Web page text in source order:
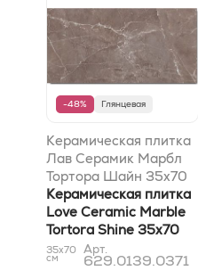
-48% Глянцевая
Керамическая плитка
Лав Серамик Марбл
Тортора Шайн 35x70
Керамическая плитка
Love Ceramic Marble
Tortora Shine 35x70
35x70
см
Арт.
629.0139.0371